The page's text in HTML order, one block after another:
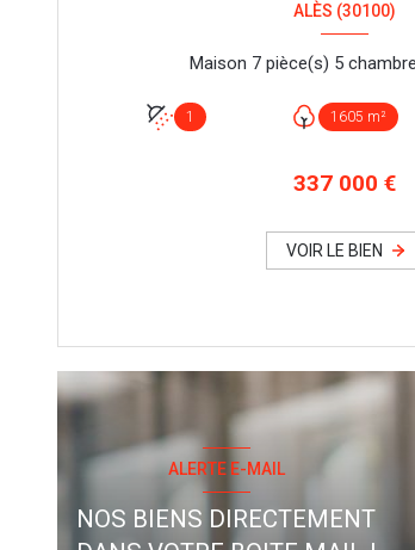
ALÈS (30100)
1 1605 m²
337 000 €
VOIR LE BIEN
ALERTE E-MAIL
NOS BIENS DIRECTEMENT